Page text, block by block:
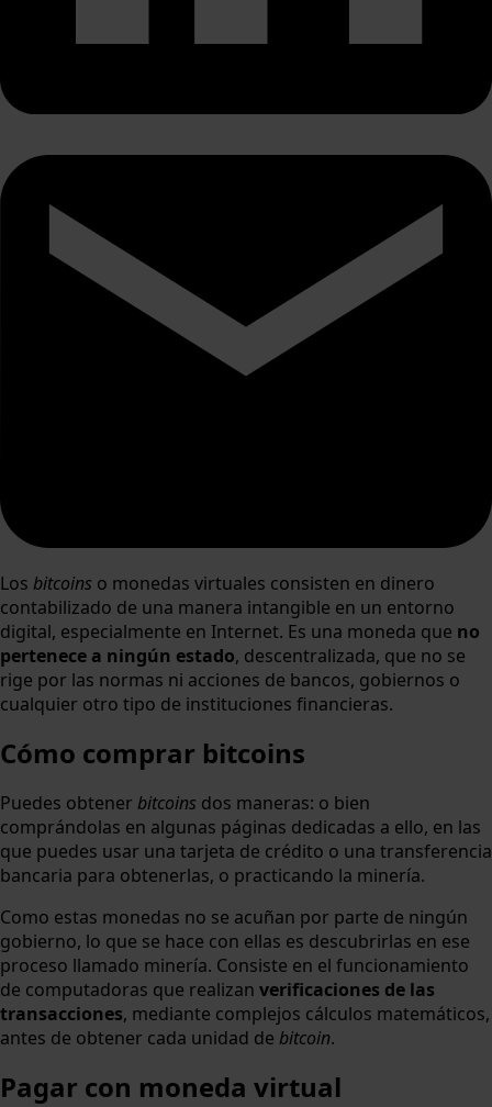
Los bitcoins o monedas virtuales consisten en dinero
contabilizado de una manera intangible en un entorno
digital, especialmente en Internet. Es una moneda que no
pertenece a ningún estado, descentralizada, que no se
rige por las normas ni acciones de bancos, gobiernos o
cualquier otro tipo de instituciones financieras.
Cómo comprar bitcoins
Puedes obtener bitcoins dos maneras: o bien
comprándolas en algunas páginas dedicadas a ello, en las
que puedes usar una tarjeta de crédito o una transferencia
bancaria para obtenerlas, o practicando la minería.
Como estas monedas no se acuñan por parte de ningún
gobierno, lo que se hace con ellas es descubrirlas en ese
proceso llamado minería. Consiste en el funcionamiento
de computadoras que realizan verificaciones de las
transacciones, mediante complejos cálculos matemáticos,
antes de obtener cada unidad de bitcoin.
Pagar con moneda virtual